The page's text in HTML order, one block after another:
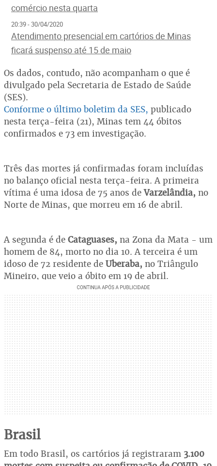
comércio nesta quarta
20:39 - 30/04/2020
Atendimento presencial em cartórios de Minas
ficará suspenso até 15 de maio
Os dados, contudo, não acompanham o que é
divulgado pela Secretaria de Estado de Saúde
(SES).
Conforme o último boletim da SES, publicado
nesta terça-feira (21), Minas tem 44 óbitos
confirmados e 73 em investigação.
Três das mortes já confirmadas foram incluídas
no balanço oficial nesta terça-feira. A primeira
vítima é uma idosa de 75 anos deVarzelândia, no
Norte de Minas, que morreu em 16 de abril.
A segunda é de Cataguases, na Zona da Mata - um
homem de 84, morto no dia 10. A terceira é um
idoso de 72 residente de Uberaba, no Triângulo
Mineiro, que veio a óbito em 19 de abril.
Brasil
Em todo Brasil, os cartórios já registraram 3.100